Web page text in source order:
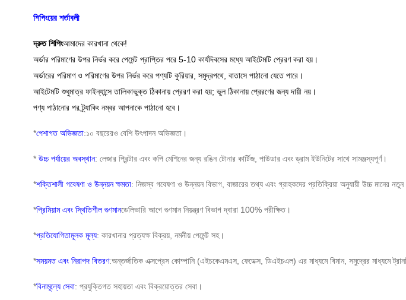
শিপিংয়ের শর্তাবলী
দ্রুত শিপিংআমাদের কারখানা থেকে!
অর্ডার পরিমাণের উপর নির্ভর করে পেমেন্ট প্রাপ্তির পরে 5-10 কার্যদিবসের মধ্যে আইটেমটি প্রেরণ করা হয়।
অর্ডারের পরিমাণ ও পরিমাণের উপর নির্ভর করে পণ্যটি কুরিয়ার, সমুদ্রপথে, বাতাসে পাঠানো যেতে পারে।
আইটেমটি শুধুমাত্র ফাইন্যান্সে তালিকাভুক্ত ঠিকানায় প্রেরণ করা হয়; ভুল ঠিকানায় প্রেরণের জন্য দায়ী নয়।
পণ্য পাঠানোর পর ট্র্যাকিং নম্বর আপনাকে পাঠানো হবে।
*পেশাগত অভিজ্ঞতা:১০ বছরেরও বেশি উৎপাদন অভিজ্ঞতা।
* উচ্চ পর্যায়ের অবস্থান: লেজার প্রিন্টার এবং কপি মেশিনের জন্য রঙিন টোনার কার্টিজ, পাউডার এবং ড্রাম ইউনিটের সাথে সামঞ্জস্যপূর্ণ।
*শক্তিশালী গবেষণা ও উন্নয়ন ক্ষমতা: নিজস্ব গবেষণা ও উন্নয়ন বিভাগ, বাজারের তথ্য এবং গ্রাহকদের প্রতিক্রিয়া অনুযায়ী উচ্চ মানের
*প্রিমিয়াম এবং স্থিতিশীল গুণমানডেলিভারি আগে গুণমান নিয়ন্ত্রণ বিভাগ দ্বারা 100% পরীক্ষিত।
*প্রতিযোগিতামূলক মূল্য: কারখানার প্রত্যক্ষ বিক্রয়, নমনীয় পেমেন্ট সহ।
*সময়মত এবং নিরাপদ বিতরণ:অন্তর্জাতিক এক্সপ্রেস কোম্পানি (এইচকেএমএস, ফেডেক্স, ডিএইচএল) এর মাধ্যমে বিমান, সমুদ্রের মাধ্যমে
*বিনামূল্যে সেবা: প্রযুক্তিগত সহায়তা এবং বিক্রয়োত্তর সেবা।